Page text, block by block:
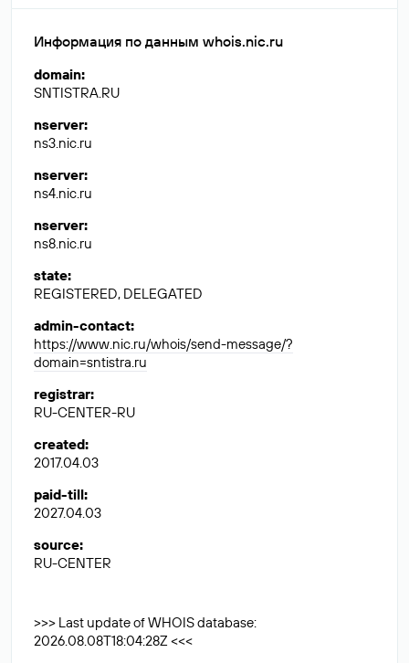
Информация по данным whois.nic.ru
domain:
SNTISTRA.RU
nserver:
ns3.nic.ru
nserver:
ns4.nic.ru
nserver:
ns8.nic.ru
state:
REGISTERED, DELEGATED
admin-contact:
https://www.nic.ru/whois/send-message/?
domain=sntistra.ru
registrar:
RU-CENTER-RU
created:
2017.04.03
paid-till:
2027.04.03
source:
RU-CENTER
>>> Last update of WHOIS database:
2026.08.08T18:04:28Z <<<